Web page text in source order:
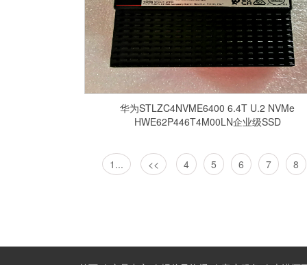
华为STLZC4NVME6400 6.4T U.2 NVMe
HWE62P446T4M00LN企业级SSD
1... << 4 5 6 7 8